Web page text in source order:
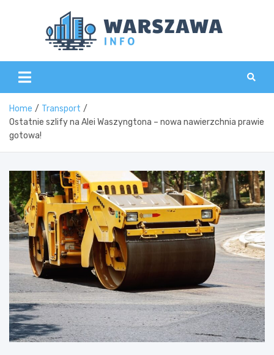
Home
Transport
Ostatnie szlify na Alei Waszyngtona – nowa nawierzchnia prawie
gotowa!